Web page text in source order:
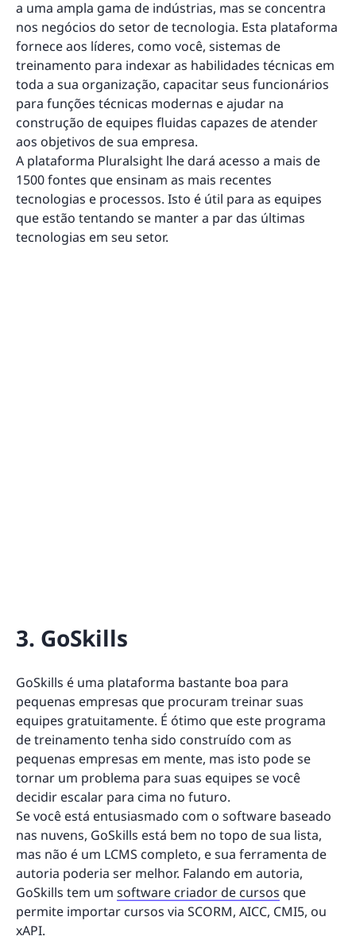
a uma ampla gama de indústrias, mas se concentra
nos negócios do setor de tecnologia. Esta plataforma
fornece aos líderes, como você, sistemas de
treinamento para indexar as habilidades técnicas em
toda a sua organização, capacitar seus funcionários
para funções técnicas modernas e ajudar na
construção de equipes fluidas capazes de atender
aos objetivos de sua empresa.
A plataforma Pluralsight lhe dará acesso a mais de
1500 fontes que ensinam as mais recentes
tecnologias e processos. Isto é útil para as equipes
que estão tentando se manter a par das últimas
tecnologias em seu setor.
3. GoSkills
GoSkills é uma plataforma bastante boa para
pequenas empresas que procuram treinar suas
equipes gratuitamente. É ótimo que este programa
de treinamento tenha sido construído com as
pequenas empresas em mente, mas isto pode se
tornar um problema para suas equipes se você
decidir escalar para cima no futuro.
Se você está entusiasmado com o software baseado
nas nuvens, GoSkills está bem no topo de sua lista,
mas não é um LCMS completo, e sua ferramenta de
autoria poderia ser melhor. Falando em autoria,
GoSkills tem um software criador de cursos que
permite importar cursos via SCORM, AICC, CMI5, ou
xAPI.